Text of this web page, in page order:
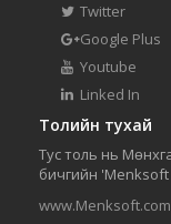
Twitter
Google Plus
Youtube
Linked In
Толийн тухай
Тус толь нь
бичгийн 'Menksoft
www.Menksoft.com